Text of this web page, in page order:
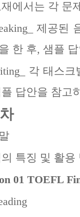
에서는 각 문
제공된
한 후, 샘플
각 태스
답안을 참고
특징 및 활용
01 TOEFL